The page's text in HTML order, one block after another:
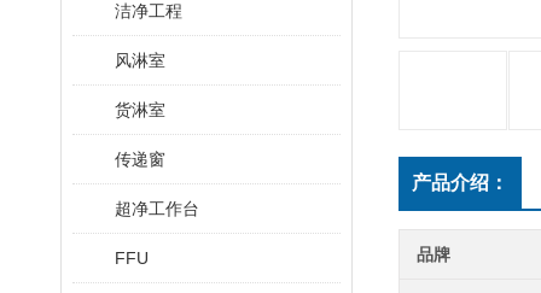
洁净工程
风淋室
货淋室
传递窗
超净工作台
FFU
产品介绍：
品牌